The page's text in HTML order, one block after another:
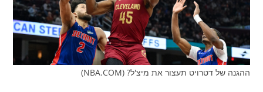
ההגנה של דטרויט תעצור את מיצ'ל? (NBA.COM)